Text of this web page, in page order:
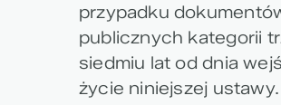
przypadku
publicznych kategorii
siedmiu lat od dnia
życie niniejszej ustawy.